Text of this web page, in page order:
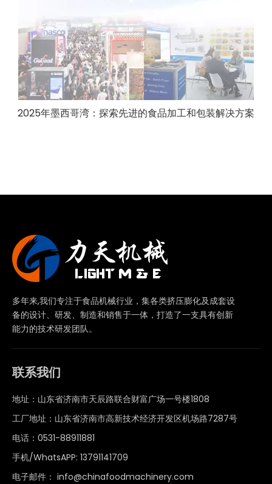
2025年墨西哥湾：探索先进的食品加工和包装解决方案
多年来,我们专注于食品机械行业，集各类挤压膨化及成套设
备的设计、研发、制造和销售于一体，打造了一支具有创新
能力的技术研发团队。
联系我们
地址：山东省济南市天辰路联合财富广场一号楼1808
工厂地址：山东省济南市高新技术经济开发区机场路7287号
电话：0531-88911881
手机/WhatsAPP: 13791141709
电子邮件： info@chinafoodmachinery.com